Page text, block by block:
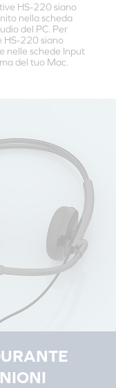
HS-220 siano
nella scheda
del PC. Per
HS-220 siano
nelle schede Input
del tuo Mac.